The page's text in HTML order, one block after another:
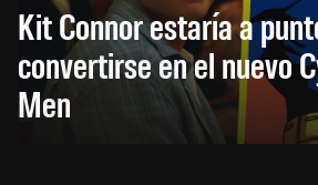
Kit Connor estaría a
convertirse en el nuevo
Men